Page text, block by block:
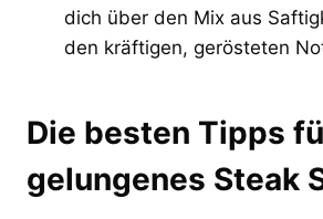
dich über den Mix aus
den kräftigen, gerösteten
Die besten Tipps
gelungenes Steak